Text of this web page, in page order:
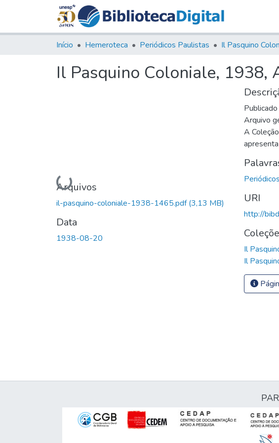
Início Hemeroteca Periódicos Paulistas Il Pasquino
Il Pasquino Coloniale, 1938,
Carregando...
Arquivos
il-pasquino-coloniale-1938-1465.pdf(3,13 MB)
Data
1938-08-20
Arquivo
A
URI
http://
Il
Il